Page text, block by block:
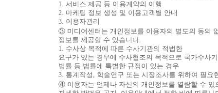
1. 서비스 제공 등 이용계약의 이행
2. 마케팅 정보 생성 및 이용고객별 안내
3. 이용자관리
③ 미디어센터는 개인정보를 이용자의 별도의 동의
정보를 제공할 수 있습니다.
1. 수사상 목적에 따른 수사기관의 적법한
요구가 있는 경우에 수사협조의 목적으로 국가수사
법률 등 법률에 특별한 규정이 있는 경우
3. 통계작성, 학술연구 또는 시장조사를 위하여 필
④ 이용자는 언제나 자신의 개인정보를 열람할 수 있